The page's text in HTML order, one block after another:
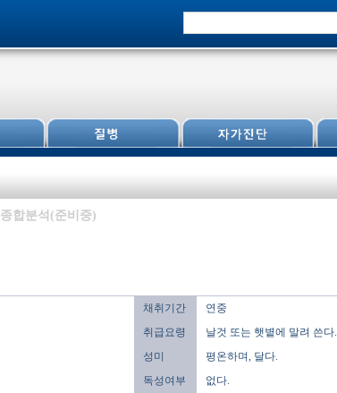
종합분석(준비중)
채취기간
연중
취급요령
날것 또는 햇볕에 말려 쓴다.
성미
평온하며, 달다.
독성여부
없다.